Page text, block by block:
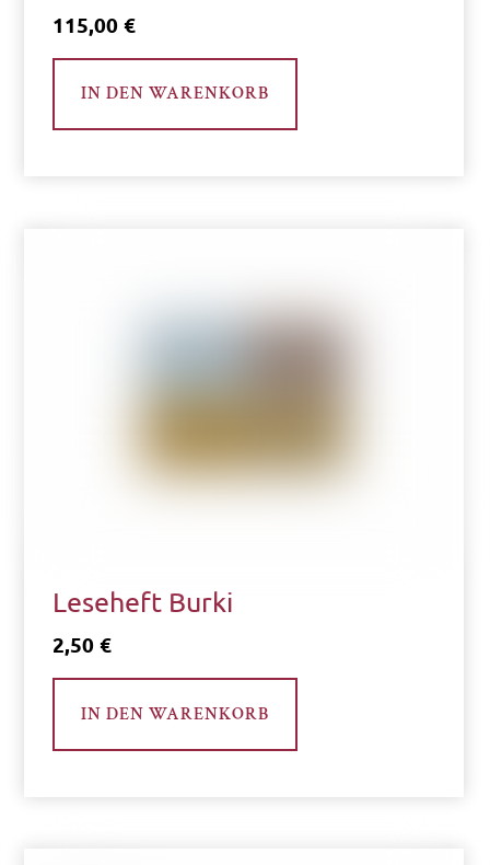
115,00 €
IN DEN WARENKORB
Leseheft Burki
2,50 €
IN DEN WARENKORB